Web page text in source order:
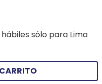
sólo para Lima